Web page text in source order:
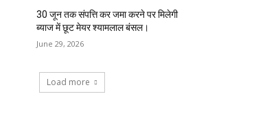
30 जून तक संपत्ति कर जमा करने पर मिलेगी
ब्याज में छूट मेयर श्यामलाल बंसल।
June 29, 2026
Load more